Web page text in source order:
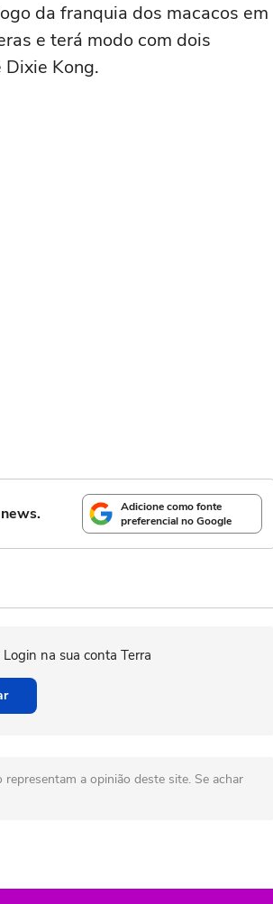
da franquia dos macacos em
e terá modo com dois
Kong.
Adicione como fonte
preferencial no Google
na sua conta Terra
a opinião deste site. Se achar